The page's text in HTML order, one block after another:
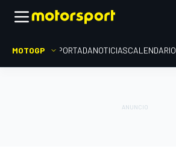
MOTOGP PORTADANOTICIASCALENDARIO